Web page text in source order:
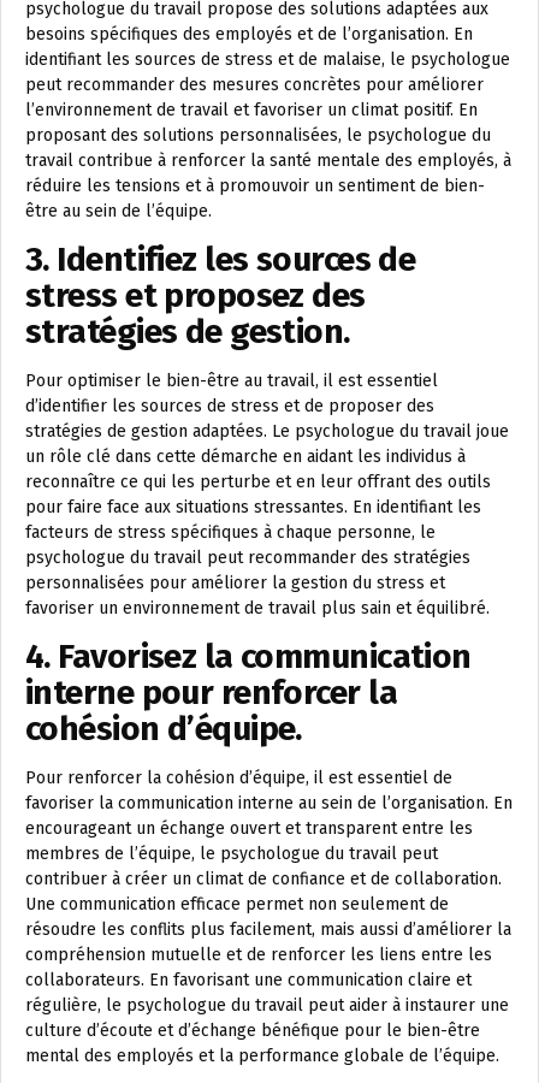
psychologue du travail propose des solutions adaptées aux
besoins spécifiques des employés et de l’organisation. En
identifiant les sources de stress et de malaise, le psychologue
peut recommander des mesures concrètes pour améliorer
l’environnement de travail et favoriser un climat positif. En
proposant des solutions personnalisées, le psychologue du
travail contribue à renforcer la santé mentale des employés, à
réduire les tensions et à promouvoir un sentiment de bien-
être au sein de l’équipe.
3. Identifiez les sources de
stress et proposez des
stratégies de gestion.
Pour optimiser le bien-être au travail, il est essentiel
d’identifier les sources de stress et de proposer des
stratégies de gestion adaptées. Le psychologue du travail joue
un rôle clé dans cette démarche en aidant les individus à
reconnaître ce qui les perturbe et en leur offrant des outils
pour faire face aux situations stressantes. En identifiant les
facteurs de stress spécifiques à chaque personne, le
psychologue du travail peut recommander des stratégies
personnalisées pour améliorer la gestion du stress et
favoriser un environnement de travail plus sain et équilibré.
4. Favorisez la communication
interne pour renforcer la
cohésion d’équipe.
Pour renforcer la cohésion d’équipe, il est essentiel de
favoriser la communication interne au sein de l’organisation. En
encourageant un échange ouvert et transparent entre les
membres de l’équipe, le psychologue du travail peut
contribuer à créer un climat de confiance et de collaboration.
Une communication efficace permet non seulement de
résoudre les conflits plus facilement, mais aussi d’améliorer la
compréhension mutuelle et de renforcer les liens entre les
collaborateurs. En favorisant une communication claire et
régulière, le psychologue du travail peut aider à instaurer une
culture d’écoute et d’échange bénéfique pour le bien-être
mental des employés et la performance globale de l’équipe.